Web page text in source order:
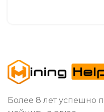
Более 8 лет успешно